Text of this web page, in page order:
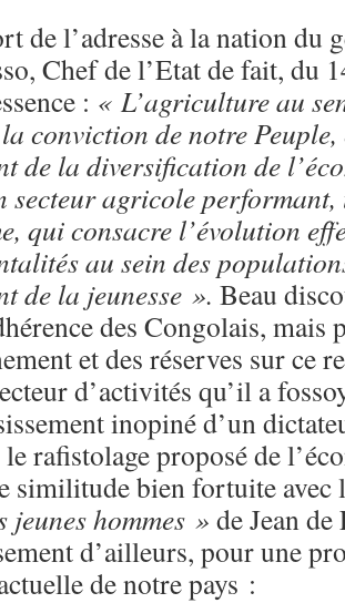
de l’adresse à la nation du
Chef de l’Etat de fait, du
: « L’agriculture au
conviction de notre Peuple,
de la diversification de
secteur agricole performant,
qui consacre l’évolution
au sein des
de la jeunesse ». Beau
des Congolais, mais
et des réserves sur ce
d’activités qu’il a
inopiné d’un
rafistolage proposé de
similitude bien fortuite avec
jeunes hommes » de Jean
d’ailleurs, pour une
de notre pays :